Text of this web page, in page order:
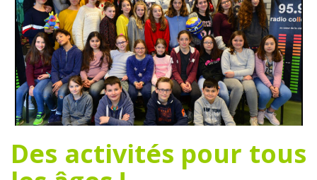
Des activités pour tous